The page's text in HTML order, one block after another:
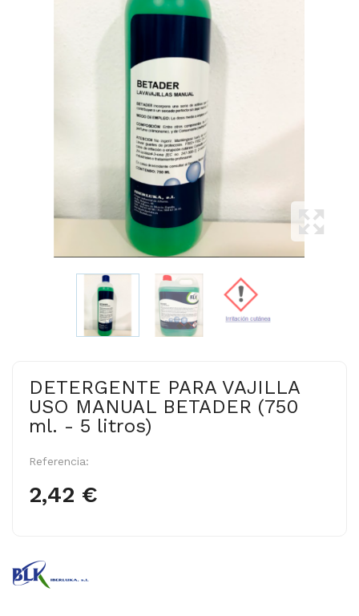
DETERGENTE PARA VAJILLA
USO MANUAL BETADER (750
ml. - 5 litros)
Referencia:
2,42 €